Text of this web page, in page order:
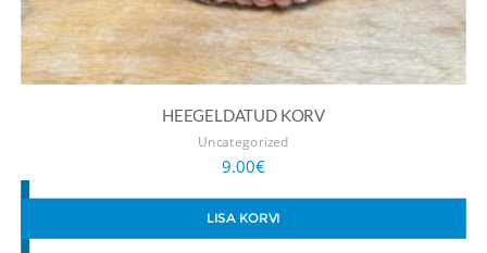
HEEGELDATUD KORV
Uncategorized
9.00€
LISA KORVI